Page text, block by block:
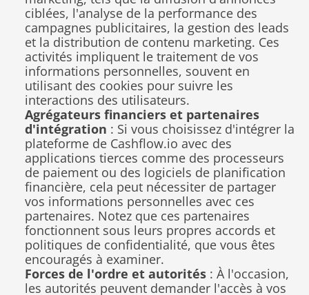
ciblées, l'analyse de la performance des
campagnes publicitaires, la gestion des leads
et la distribution de contenu marketing. Ces
activités impliquent le traitement de vos
informations personnelles, souvent en
utilisant des cookies pour suivre les
interactions des utilisateurs.
Agrégateurs financiers et partenaires
d'intégration : Si vous choisissez d'intégrer la
plateforme de Cashflow.io avec des
applications tierces comme des processeurs
de paiement ou des logiciels de planification
financière, cela peut nécessiter de partager
vos informations personnelles avec ces
partenaires. Notez que ces partenaires
fonctionnent sous leurs propres accords et
politiques de confidentialité, que vous êtes
encouragés à examiner.
Forces de l'ordre et autorités : À l'occasion,
les autorités peuvent demander l'accès à vos